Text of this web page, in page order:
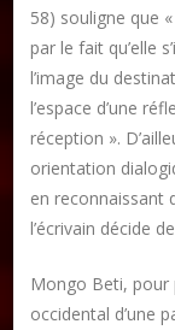
58) souligne que
par le fait qu’elle
l’image du
l’espace d’une
réception ».
orientation
en reconnaissant
l’écrivain décide
Mongo Beti, pour
occidental d’une